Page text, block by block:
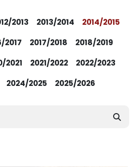
2013 2013/2014
2014/2015
2017 2017/2018
2018/2019
2021 2021/2022
2022/2023
2024/2025 2025/2026